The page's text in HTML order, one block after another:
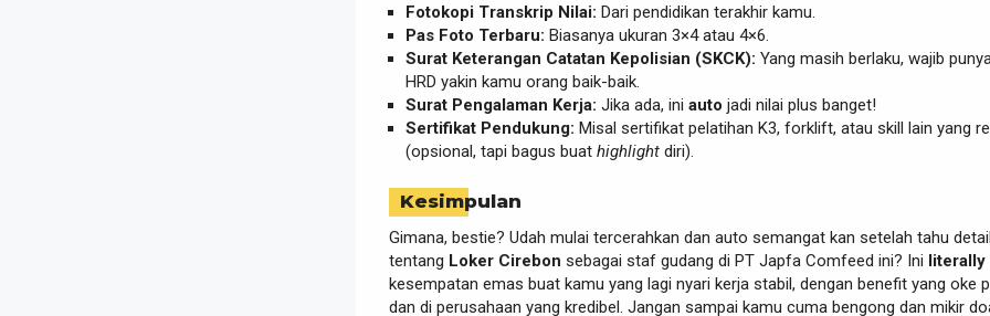
Fotokopi Transkrip Nilai: Dari pendidikan terakhir kamu.
Pas Foto Terbaru: Biasanya ukuran 3×4 atau 4×6.
Surat Keterangan Catatan Kepolisian (SKCK): Yang masih berlaku, wajib
HRD yakin kamu orang baik-baik.
Surat Pengalaman Kerja: Jika ada, ini auto jadi nilai plus banget!
Sertifikat Pendukung: Misal sertifikat pelatihan K3, forklift, atau skill lain yang
(opsional, tapi bagus buat highlight diri).
Kesimpulan
Gimana, bestie? Udah mulai tercerahkan dan auto semangat kan setelah tahu detail
tentang Loker Cirebon sebagai staf gudang di PT Japfa Comfeed ini? Ini literally
kesempatan emas buat kamu yang lagi nyari kerja stabil, dengan benefit yang oke
dan di perusahaan yang kredibel. Jangan sampai kamu cuma bengong dan mikir